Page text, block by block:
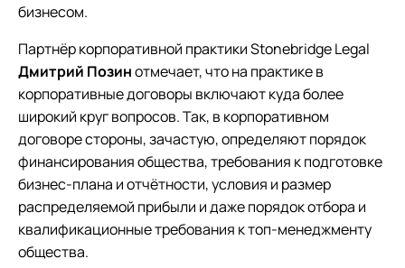
бизнесом.
Партнёр корпоративной практики Stonebridge Legal
Дмитрий Позинотмечает, что на практике в
корпоративные договоры включают куда более
широкий круг вопросов. Так, в корпоративном
договоре стороны, зачастую, определяют порядок
финансирования общества, требования к подготовке
бизнес-плана и отчётности, условия и размер
распределяемой прибыли и даже порядок отбора и
квалификационные требования к топ-менеджменту
общества.